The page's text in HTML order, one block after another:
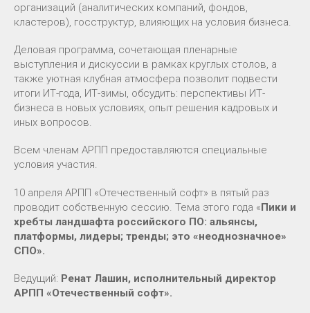
организаций (аналитических компаний, фондов,
кластеров), госструктур, влияющих на условия бизнеса.
Деловая программа, сочетающая пленарные
выступления и дискуссии в рамках круглых столов, а
также уютная клубная атмосфера позволит подвести
итоги ИТ-года, ИТ-зимы, обсудить: перспективы ИТ-
бизнеса в новых условиях, опыт решения кадровых и
иных вопросов.
Всем членам АРПП предоставляются специальные
условия участия.
10 апреля АРПП «Отечественный софт» в пятый раз
проводит собственную сессию. Тема этого года «Пики и
хребты ландшафта российского ПО: альянсы,
платформы, лидеры; тренды; это «неоднозначное»
СПО».
Ведущий: Ренат Лашин, исполнительный директор
АРПП «Отечественный софт».